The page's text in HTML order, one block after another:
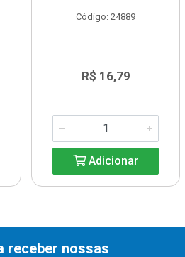
Código: 24889
R$ 16,79
Adicionar
receber nossas